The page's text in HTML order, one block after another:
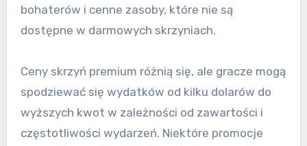
bohaterów i cenne zasoby, które nie są
dostępne w darmowych skrzyniach.
Ceny skrzyń premium różnią się, ale gracze mogą
spodziewać się wydatków od kilku dolarów do
wyższych kwot w zależności od zawartości i
częstotliwości wydarzeń. Niektóre promocje